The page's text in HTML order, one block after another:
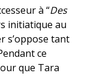
à “Des
initiatique au
s’oppose tant
ce
que Tara